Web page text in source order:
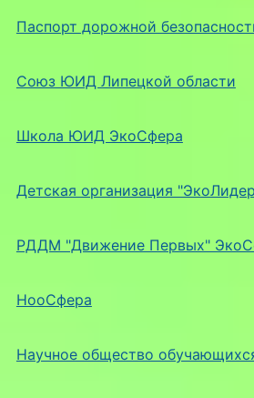
Паспорт дорожной
Союз ЮИД Липецкой области
Школа ЮИД ЭкоСфера
Детская организация
РДДМ "Движение Первых"
НооСфера
Научное общество